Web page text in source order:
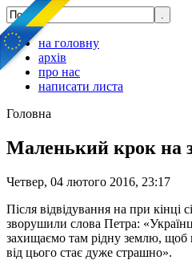
на головну
архів
про нас
написати листа
Головна
Маленький крок на
Четвер, 04 лютого 2016, 23:17
Після відвідування на при
зворушили слова Петра:
захищаємо там рідну землю, щоб
від цього стає дуже страшно».